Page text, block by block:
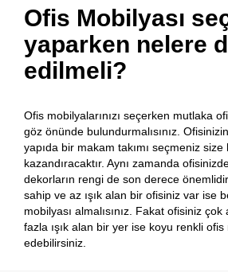
Ofis Mobilyası
yaparken nelere
edilmeli?
Ofis mobilyalarınızı seçerken mutlaka
göz önünde bulundurmalısınız.
yapıda bir makam takımı seçmeniz size
kazandıracaktır. Aynı zamanda
dekorların rengi de son derece
sahip ve az ışık alan bir ofisiniz var ise
mobilyası almalısınız. Fakat ofisiniz
fazla ışık alan bir yer ise koyu renkli ofis
edebilirsiniz.